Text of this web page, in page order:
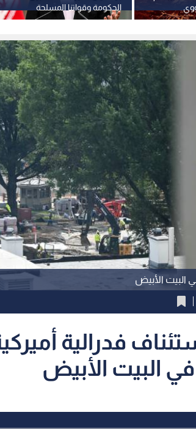
الحكومة وقواتنا المسلحة
قنبلة في
البيت الأبيض
فدرالية
البيت الأبيض